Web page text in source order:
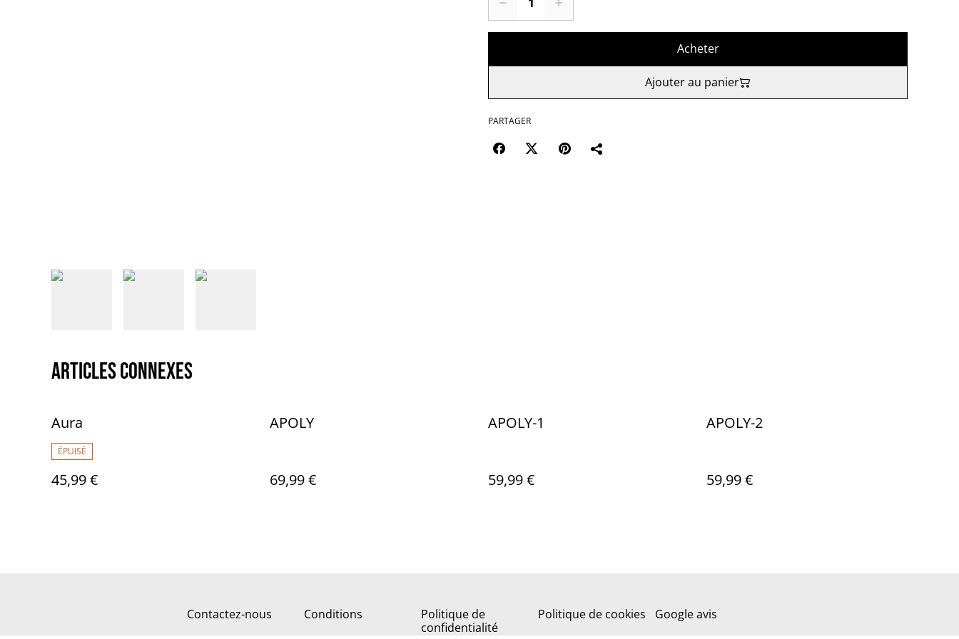
Acheter
Ajouter au panier
PARTAGER
Articles connexes
Aura
ÉPUISÉ
45,99 €
APOLY
69,99 €
APOLY-1
59,99 €
APOLY-2
59,99 €
Contactez-nous Conditions
Politique de
confidentialité
Politique de cookies Google avis